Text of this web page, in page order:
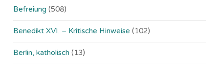
Befreiung (508)
Benedikt XVI. – Kritische Hinweise (102)
Berlin, katholisch (13)